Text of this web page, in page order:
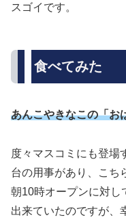
スゴイです。
食べてみた
あんこやきなこの「お
度々マスコミにも登場
台の用事があり、こち
朝10時オープンに対し
出来ていたのですが、